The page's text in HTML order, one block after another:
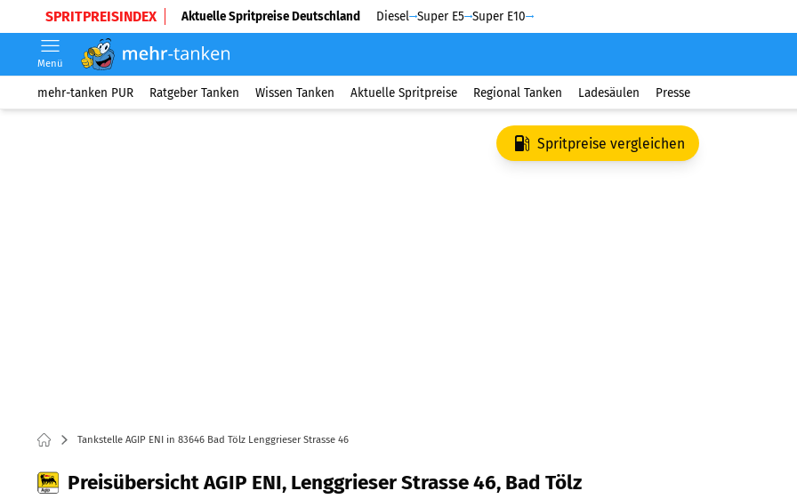
SPRITPREISINDEX Aktuelle Spritpreise Deutschland Diesel Super E5 Super E10
Menü
mehr-tanken PUR Ratgeber Tanken Wissen Tanken Aktuelle Spritpreise Regional Tanken Ladesäulen Presse
Spritpreise vergleichen
Tankstelle AGIP ENI in 83646 Bad Tölz Lenggrieser Strasse 46
Preisübersicht AGIP ENI, Lenggrieser Strasse 46, Bad Tölz